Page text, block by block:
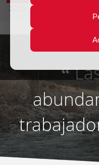
2015 Decimocuarta
“